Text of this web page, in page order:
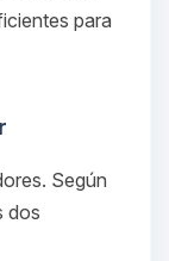
para
Según
dos